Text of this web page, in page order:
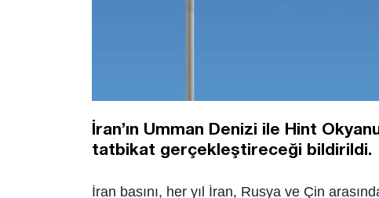
İran’ın Umman Denizi ile Hint
tatbikat gerçekleştireceği bildirildi.
İran basını, her yıl İran, Rusya ve Çin